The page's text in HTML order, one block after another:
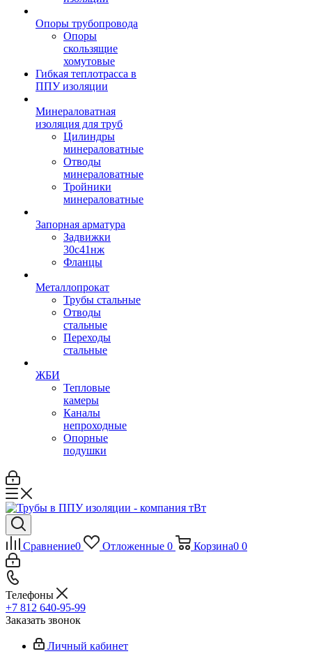
Опоры трубопровода
Опоры
скользящие
хомутовые
Гибкая теплотрасса в
ППУ изоляции
Минераловатная
изоляция для труб
Цилиндры
минераловатные
Отводы
минераловатные
Тройники
минераловатные
Запорная арматура
Задвижки
30с41нж
Фланцы
Металлопрокат
Трубы стальные
Отводы
стальные
Переходы
стальные
ЖБИ
Тепловые
камеры
Каналы
непроходные
Опорные
подушки
Сравнение0 Отложенные 0 Корзина0 0
Телефоны
+7 812 640-95-99
Заказать звонок
Личный кабинет